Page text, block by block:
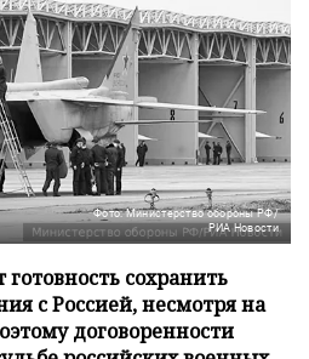
Фото: Министерство обороны РФ/
РИА Новости
сохранить
с Россией, несмотря на
договоренности